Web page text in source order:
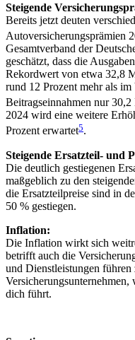
Steigende
Bereits jetzt deuten
Autoversicherungsprämien
Gesamtverband der
geschätzt, dass die
Rekordwert von etwa 32,8
rund 12 Prozent mehr als
Beitragseinnahmen nur
2024 wird eine weitere
Prozent erwartet​5​.
Steigende Ersatzteil- und
Die deutlich gestiegenen
maßgeblich zu den
die Ersatzteilpreise sind in
50 % gestiegen.
Inflation:
Die Inflation wirkt sich
betrifft auch die
und Dienstleistungen
dich führt.